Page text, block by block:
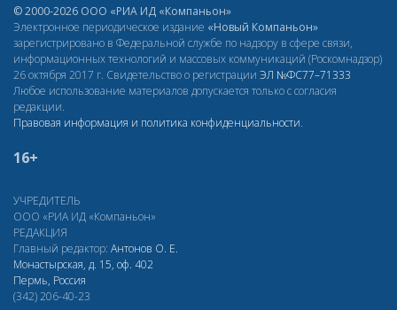
© 2000-2026 ООО «РИА ИД «Компаньон»
Электронное периодическое издание «Новый Компаньон»
зарегистрировано в Федеральной службе по надзору в сфере связи,
информационных технологий и массовых коммуникаций (Роскомнадзор)
26 октября 2017 г. Свидетельство о регистрации ЭЛ №ФС77–71333
Любое использование материалов допускается только с согласия
редакции.
Правовая информация и политика конфиденциальности.
16+
УЧРЕДИТЕЛЬ
ООО «РИА ИД «Компаньон»
РЕДАКЦИЯ
Главный редактор: Антонов О. Е.
Монастырская, д. 15, оф. 402
Пермь, Россия
(342) 206-40-23